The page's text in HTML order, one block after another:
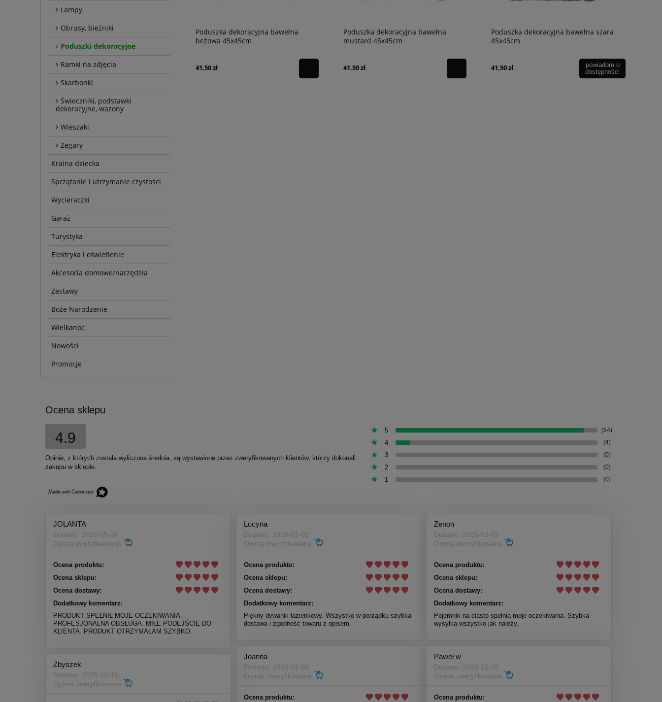
Lampy
Obrusy, bieżniki
Poduszki dekoracyjne
Ramki na zdjęcia
Skarbonki
Świeczniki, podstawki
dekoracyjne, wazony
Wieszaki
Zegary
Kraina dziecka
Sprzątanie i utrzymanie czystości
Wycieraczki
Garaż
Turystyka
Elektryka i oświetlenie
Akcesoria domowe/narzędzia
Zestawy
Boże Narodzenie
Wielkanoc
Nowości
Promocje
Poduszka dekoracyjna bawełna
beżowa 45x45cm
41,50 zł
Poduszka dekoracyjna bawełna
mustard 45x45cm
41,50 zł
Poduszka dekoracyjna bawełna szara
45x45cm
41,50 zł
powiadom o
dostępności
Ocena sklepu
4.9
Opinie, z których została wyliczona średnia, są wystawione przez zweryfikowanych klientów, którzy dokonali
zakupu w sklepie.
5 (54)
4 (4)
3 (0)
2 (0)
1 (0)
JOLANTA
Dodano: 2026-05-24
Opinia zweryfikowana
Ocena produktu:
Ocena sklepu:
Ocena dostawy:
Dodatkowy komentarz:
PRODUKT SPEŁNIŁ MOJE OCZEKIWANIA.
PROFESJONALNA OBSŁUGA. MIŁE PODEJŚCIE DO
KLIENTA. PRODUKT OTRZYMAŁAM SZYBKO.
Lucyna
Dodano: 2026-03-09
Opinia zweryfikowana
Ocena produktu:
Ocena sklepu:
Ocena dostawy:
Dodatkowy komentarz:
Piękny dywanik łazienkowy. Wszystko w porządku szybka
dostawa i zgodność towaru z opisem.
Zenon
Dodano: 2026-03-02
Opinia zweryfikowana
Ocena produktu:
Ocena sklepu:
Ocena dostawy:
Dodatkowy komentarz:
Pojemnik na ciasto spełnia moje oczekiwania. Szybka
wysyłka wszystko jak należy.
Joanna
Dodano: 2026-01-03
Opinia zweryfikowana
Ocena produktu:
Paweł w
Dodano: 2025-12-26
Opinia zweryfikowana
Ocena produktu:
Zbyszek
Dodano: 2025-12-15
Opinia zweryfikowana